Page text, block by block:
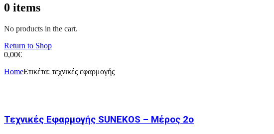
0 items
No products in the cart.
Return to Shop
0,00€
HomeΕτικέτα: τεχνικές εφαρμογής
Τεχνικές Εφαρμογής SUNEKOS – Μέρος 2ο